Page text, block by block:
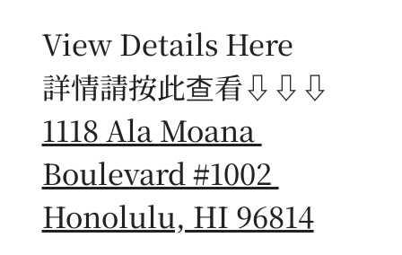
View Details Here
詳情請按此查看⇩⇩⇩
1118 Ala Moana
Boulevard #1002
Honolulu, HI 96814